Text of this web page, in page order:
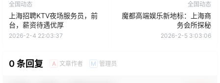
全国动态
上海招聘KTV夜场服务员，前
台，薪资待遇优厚
2026-2-4 22:03:37
全国动态
魔都高端娱乐新地标：上海商
务会所探秘
2026-2-5 3:03:06
0 条回复 A 文章作者 M 管理员